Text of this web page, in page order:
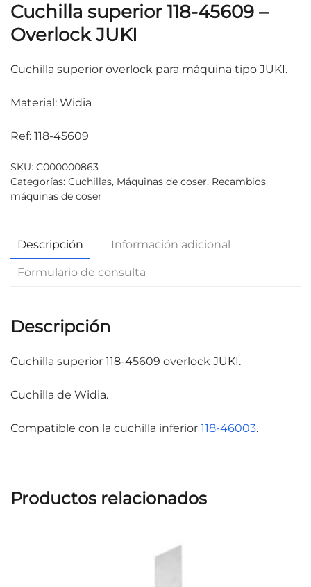
Cuchilla superior 118-45609 –
Overlock JUKI
Cuchilla superior overlock para máquina tipo JUKI.
Material: Widia
Ref: 118-45609
SKU: C000000863
Categorías: Cuchillas, Máquinas de coser, Recambios
máquinas de coser
Descripción Información adicional
Formulario de consulta
Descripción
Cuchilla superior 118-45609 overlock JUKI.
Cuchilla de Widia.
Compatible con la cuchilla inferior 118-46003.
Productos relacionados